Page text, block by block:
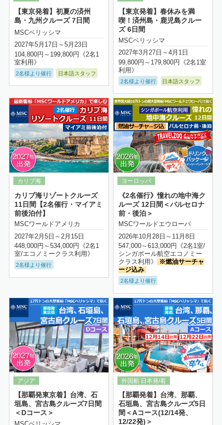
【東京発着】初夏の済州
島・九州クルーズ 7日間
MSCベリッシマ
2027年5月17日～5月23日
104,800円～199,800円《2名1
室利用》
2名様より催行 日本語スタッフ
【東京発着】春休みを満
喫！済州島・鹿児島クルー
ズ 6日間
MSCベリッシマ
2027年3月27日～4月1日
99,800円～179,800円《2名1室
利用》
2名様より催行 日本語スタッフ
カリブ海リゾートクルーズ
11日間【2名催行・マイアミ
前後泊付】
MSCワールドアメリカ
2027年2月5日～2月15日
448,000円～534,000円《2名1
室/エコノミークラス利用》
2名様より催行
《2名催行》憧れの地中海ク
ルーズ 12日間＜バルセロナ
前・後泊＞
MSCワールドエウローパ
2026年10月28日～11月8日
547,000～613,000円《2名1室/
シンガポール航空エコノミー
クラス利用》
※燃油サーチャ
ージ込み
2名様より催行
詳細はこちら
【那覇発東京着】台湾、石
垣島、宮古島クルーズ7日間
＜Dコース＞
【那覇発着】台湾、那覇、
石垣島、宮古島クルーズ5日
間＜Aコース(12/14発、
12/22発)＞
詳細はこちら